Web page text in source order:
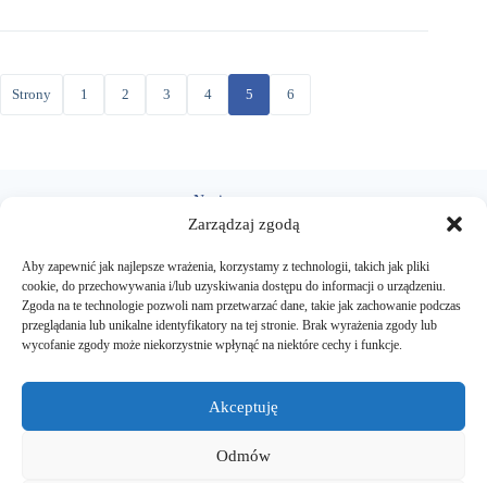
Zarządzaj zgodą
Aby zapewnić jak najlepsze wrażenia, korzystamy z technologii, takich jak pliki
cookie, do przechowywania i/lub uzyskiwania dostępu do informacji o urządzeniu.
Zgoda na te technologie pozwoli nam przetwarzać dane, takie jak zachowanie podczas
przeglądania lub unikalne identyfikatory na tej stronie. Brak wyrażenia zgody lub
wycofanie zgody może niekorzystnie wpłynąć na niektóre cechy i funkcje.
Akceptuję
Odmów
Strony 1 2 3 4 5 6
Napisz
sekretariat@zsczarnkow.edu.pl
Zadzwoń
+48 666 090 452
Przyjedź
ul. Chodzieska 29